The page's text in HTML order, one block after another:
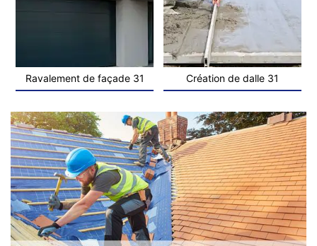
Ravalement de façade 31 Création de dalle 31